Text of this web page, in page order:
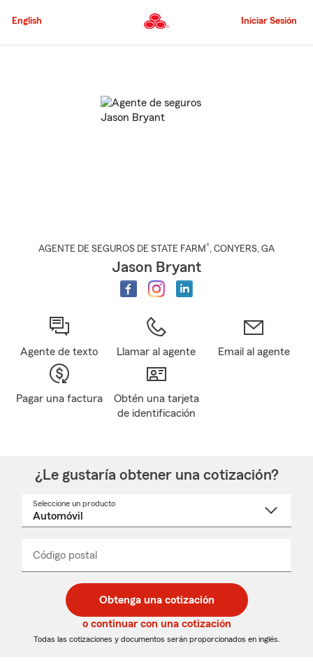
al
principal
English Iniciar Sesión
AGENTE DE SEGUROS DE STATE FARM®, CONYERS, GA
Jason Bryant
Agente de texto Llamar al agente Email al agente
Pagar una factura
Obtén una tarjeta
de identificación
¿Le gustaría obtener una cotización?
Seleccione un producto
desplegable
Código postal
de
5
dígitos
de
5
dígitos
_____
Obtenga una cotización
o continuar con una cotización
Todas las cotizaciones y documentos serán proporcionados en inglés.